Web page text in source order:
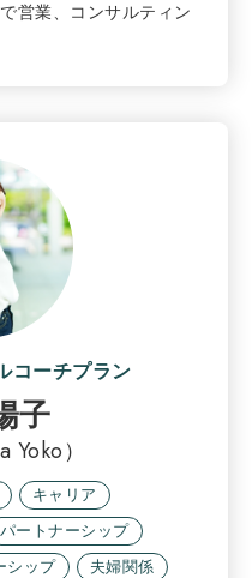
営業、コンサルティン
コーチプラン
子
Yoko）
キャリア
パートナーシップ
シップ
夫婦関係